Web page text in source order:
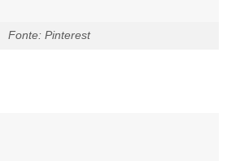
Fonte: Pinterest